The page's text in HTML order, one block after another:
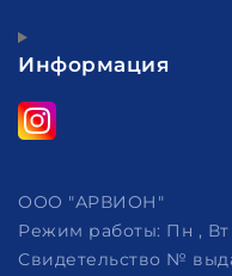
Информация
ООО "АРВИОН"
Режим работы: Пн , Вт
Свидетельство №